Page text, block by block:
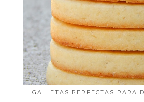
GALLETAS PERFECTAS PARA